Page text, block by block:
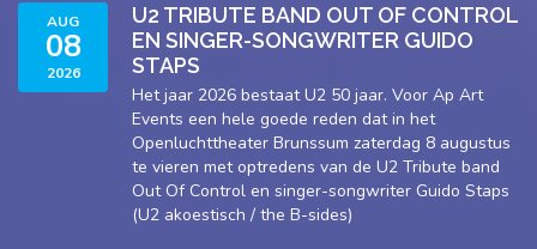
AUG
08
2026
U2 TRIBUTE BAND OUT OF CONTROL
EN SINGER-SONGWRITER GUIDO
STAPS
Het jaar 2026 bestaat U2 50 jaar. Voor Ap Art
Events een hele goede reden dat in het
Openluchttheater Brunssum zaterdag 8 augustus
te vieren met optredens van de U2 Tribute band
Out Of Control en singer-songwriter Guido Staps
(U2 akoestisch / the B-sides)